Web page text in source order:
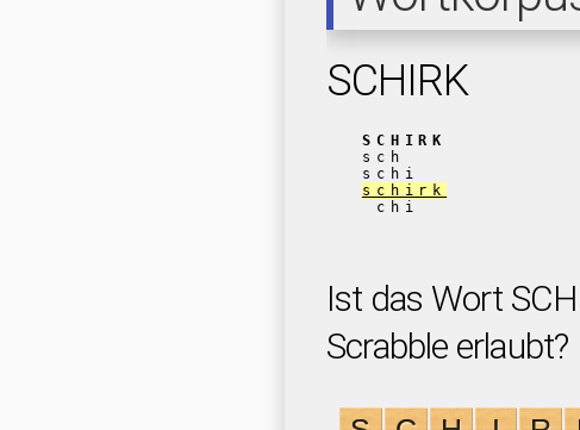
SCHIRK
SCHIRK
sch
schi
schirk
chi
Ist das Wort
Scrabble erlaubt?